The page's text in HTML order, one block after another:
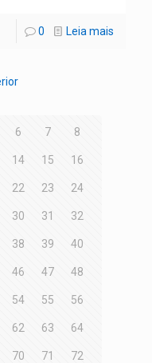
0 Leia mais
6 7 8
14 15 16
22 23 24
30 31 32
38 39 40
46 47 48
54 55 56
62 63 64
70 71 72